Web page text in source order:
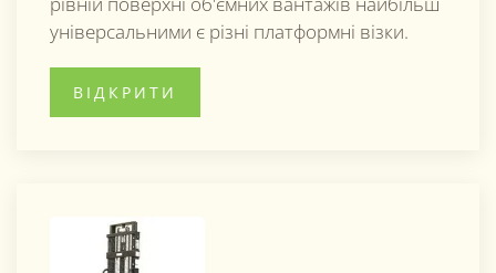
універсальними є різні платформні візки.
ВІДКРИТИ